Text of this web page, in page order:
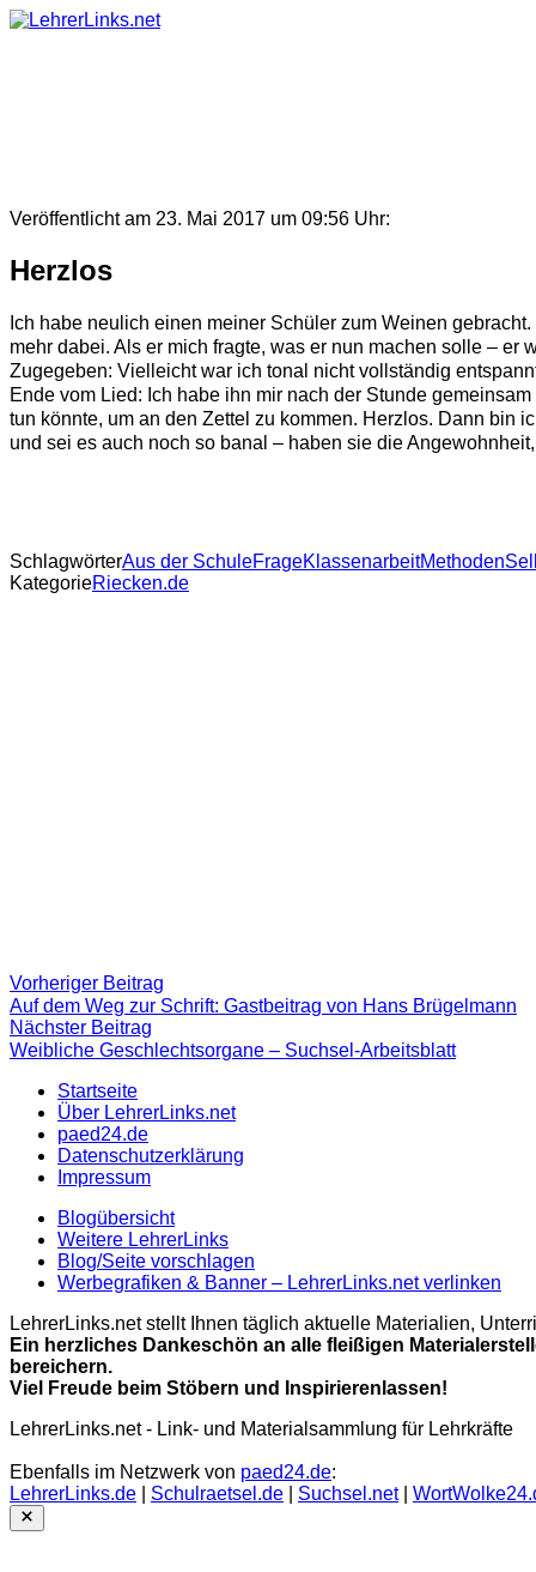
Skip
Veröffentlicht am 23. Mai 2017 um 09:56 Uhr:
Herzlos
Ich habe neulich einen meiner Schüler zum Weinen
mehr dabei. Als er mich fragte, was er nun machen solle –
Zugegeben: Vielleicht war ich tonal nicht vollständig
Ende vom Lied: Ich habe ihn mir nach der Stunde
tun könnte, um an den Zettel zu kommen. Herzlos. Dann bin
und sei es auch noch so banal – haben sie die
SchlagwörterAus der SchuleFrageKlassenarbeitMethoden
KategorieRiecken.de
Beitragsnavigation
Vorheriger Beitrag
Beitrag:
Auf dem Weg zur Schrift: Gastbeitrag von Hans Brügelmann
Nächster Beitrag
Beitrag
Weibliche Geschlechtsorgane – Suchsel-Arbeitsblatt
Startseite
Über LehrerLinks.net
paed24.de
Datenschutzerklärung
Impressum
Blogübersicht
Weitere LehrerLinks
Blog/Seite vorschlagen
Werbegrafiken & Banner – LehrerLinks.net verlinken
LehrerLinks.net stellt Ihnen täglich aktuelle Materialien,
Ein herzliches Dankeschön an alle fleißigen
bereichern.
Viel Freude beim Stöbern und Inspirierenlassen!
LehrerLinks.net - Link- und Materialsammlung für Lehrkräfte
Ebenfalls im Netzwerk von paed24.de:
LehrerLinks.de
Schulraetsel.de Suchsel.net|
Close